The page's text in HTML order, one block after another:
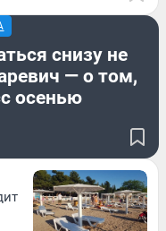
снизу не
— о том,
осенью